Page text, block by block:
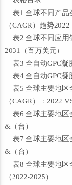
表1 全球不同产品
（CAGR）趋势
表2 全球不同应用
2031（百万美元）
表3 全自动GPC凝
表4 全自动GPC凝
表5 全球主要地区
（CAGR）：2022
表6 全球主要地区
&（台）
表7 全球主要地区
&（台）
表8 全球主要地区
（2022-2025）